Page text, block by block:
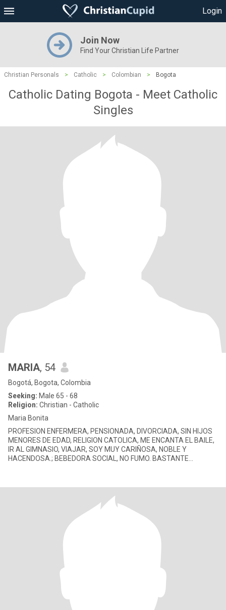
Login
Join Now
Find Your Christian Life Partner
Christian Personals > Catholic > Colombian > Bogota
Catholic Dating Bogota - Meet Catholic
Singles
MARIA, 54
Bogotá, Bogota, Colombia
Seeking: Male 65 - 68
Religion: Christian - Catholic
Maria Bonita
PROFESION ENFERMERA, PENSIONADA, DIVORCIADA, SIN HIJOS
MENORES DE EDAD, RELIGION CATOLICA, ME ENCANTA EL BAILE,
IR AL GIMNASIO, VIAJAR, SOY MUY CARIÑOSA, NOBLE Y
HACENDOSA.; BEBEDORA SOCIAL, NO FUMO. BASTANTE